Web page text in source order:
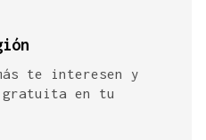
te interesen y
gratuita en tu